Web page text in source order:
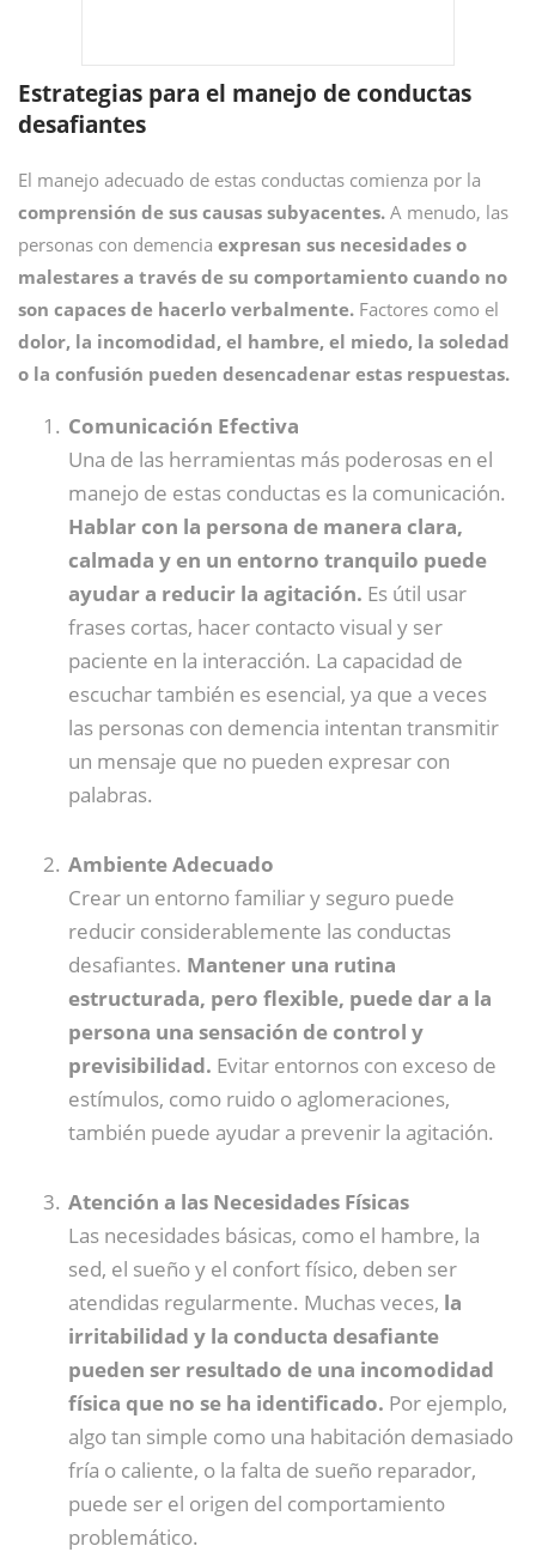
Estrategias para el manejo de conductas
desafiantes
El manejo adecuado de estas conductas comienza por la
comprensión de sus causas subyacentes. A menudo, las
personas con demencia expresan sus necesidades o
malestares a través de su comportamiento cuando no
son capaces de hacerlo verbalmente. Factores como el
dolor, la incomodidad, el hambre, el miedo, la soledad
o la confusión pueden desencadenar estas respuestas.
Comunicación Efectiva
Una de las herramientas más poderosas en el
manejo de estas conductas es la comunicación.
Hablar con la persona de manera clara,
calmada y en un entorno tranquilo puede
ayudar a reducir la agitación. Es útil usar
frases cortas, hacer contacto visual y ser
paciente en la interacción. La capacidad de
escuchar también es esencial, ya que a veces
las personas con demencia intentan transmitir
un mensaje que no pueden expresar con
palabras.
Ambiente Adecuado
Crear un entorno familiar y seguro puede
reducir considerablemente las conductas
desafiantes. Mantener una rutina
estructurada, pero flexible, puede dar a la
persona una sensación de control y
previsibilidad. Evitar entornos con exceso de
estímulos, como ruido o aglomeraciones,
también puede ayudar a prevenir la agitación.
Atención a las Necesidades Físicas
Las necesidades básicas, como el hambre, la
sed, el sueño y el confort físico, deben ser
atendidas regularmente. Muchas veces, la
irritabilidad y la conducta desafiante
pueden ser resultado de una incomodidad
física que no se ha identificado. Por ejemplo,
algo tan simple como una habitación demasiado
fría o caliente, o la falta de sueño reparador,
puede ser el origen del comportamiento
problemático.